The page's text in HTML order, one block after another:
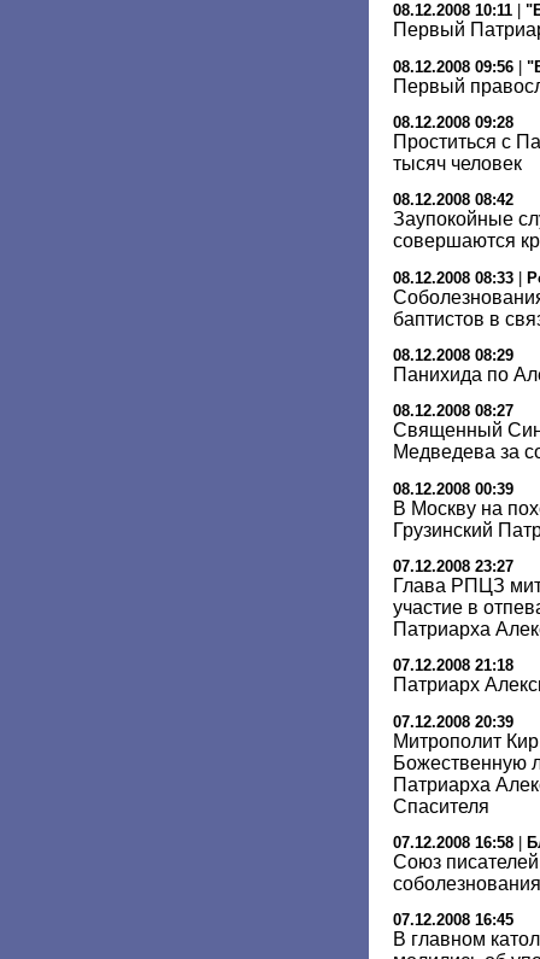
08.12.2008 10:11
Первый
08.12.2008 09:56 |
Первый
08.12.2008 09:28
Проститься с
тысяч человек
08.12.2008 08:42
Заупокойные
совершаются
08.12.2008 08:33 |
баптистов в
08.12.2008 08:29
Панихида по
08.12.2008 08:27
Священный
Медведева за
08.12.2008 00:39
В Москву на
Грузинский
07.12.2008 23:27
Глава РПЦЗ
участие в
Патриарха
07.12.2008 21:18
Патриарх
07.12.2008 20:39
Митрополит
Божественную
Патриарха
Спасителя
07.12.2008 16:58
Союз
07.12.2008 16:45
В главном